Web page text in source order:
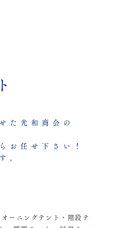
た光和商会の
お任せ下さい！
。
ーニングテント・階段テ